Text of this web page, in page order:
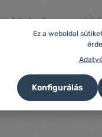
felszámolja a gyenge
otthoni hálózatot
és kompatibilis a
100 eszköz számra
megfelelő weboldalakat
Ez a weboldal
Konfigurálás